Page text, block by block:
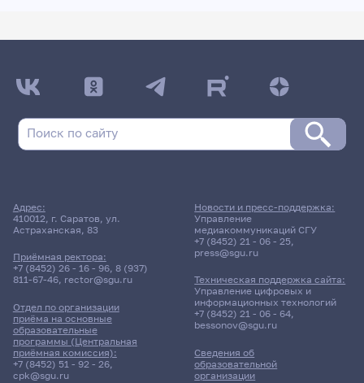
Адрес:
410012, г. Саратов, ул.
Астраханская, 83
Приёмная ректора:
+7 (8452) 26 - 16 - 96, 8 (937)
811-67-46, rector@sgu.ru
Отдел по организации
приёма на основные
образовательные
программы (Центральная
приёмная комиссия):
+7 (8452) 51 - 92 - 26,
cpk@sgu.ru
Сведения об
образовательной
организации
Новости и пресс-поддержка:
Управление
медиакоммуникаций СГУ
+7 (8452) 21 - 06 - 25,
press@sgu.ru
Техническая поддержка сайта:
Управление цифровых и
информационных технологий
+7 (8452) 21 - 06 - 64,
bessonov@sgu.ru